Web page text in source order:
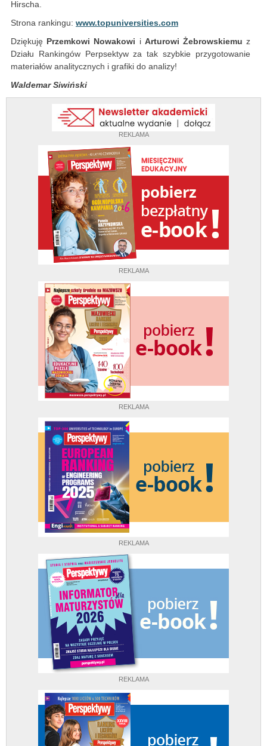
REKLAMA
REKLAMA
REKLAMA
REKLAMA
REKLAMA
Hirscha.
Strona rankingu: www.topuniversities.com
Dziękuję Przemkowi Nowakowi i Arturowi Żebrowskiemu z
Działu Rankingów Perpsektyw za tak szybkie przygotowanie
materiałów analitycznych i grafiki do analizy!
Waldemar Siwiński